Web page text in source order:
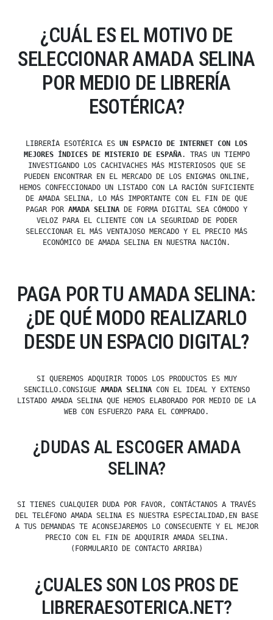
¿CUÁL ES EL MOTIVO DE
SELECCIONAR AMADA SELINA
POR MEDIO DE LIBRERÍA
ESOTÉRICA?
LIBRERÍA ESOTÉRICA ES UN ESPACIO DE INTERNET CON LOS
MEJORES ÍNDICES DE MISTERIO DE ESPAÑA. TRAS UN TIEMPO
INVESTIGANDO LOS CACHIVACHES MÁS MISTERIOSOS QUE SE
PUEDEN ENCONTRAR EN EL MERCADO DE LOS ENIGMAS ONLINE,
HEMOS CONFECCIONADO UN LISTADO CON LA RACIÓN SUFICIENTE
DE AMADA SELINA, LO MÁS IMPORTANTE CON EL FIN DE QUE
PAGAR POR AMADA SELINA DE FORMA DIGITAL SEA CÓMODO Y
VELOZ PARA EL CLIENTE CON LA SEGURIDAD DE PODER
SELECCIONAR EL MÁS VENTAJOSO MERCADO Y EL PRECIO MÁS
ECONÓMICO DE AMADA SELINA EN NUESTRA NACIÓN.
PAGA POR TU AMADA SELINA:
¿DE QUÉ MODO REALIZARLO
DESDE UN ESPACIO DIGITAL?
SI QUEREMOS ADQUIRIR TODOS LOS PRODUCTOS ES MUY
SENCILLO.CONSIGUE AMADA SELINACON EL IDEAL Y EXTENSO
LISTADO AMADA SELINA QUE HEMOS ELABORADO POR MEDIO DE LA
WEB CON ESFUERZO PARA EL COMPRADO.
¿DUDAS AL ESCOGER AMADA
SELINA?
SI TIENES CUALQUIER DUDA POR FAVOR, CONTÁCTANOS A TRAVÉS
DEL TELÉFONO AMADA SELINA ES NUESTRA ESPECIALIDAD,EN BASE
A TUS DEMANDAS TE ACONSEJAREMOS LO CONSECUENTE Y EL MEJOR
PRECIO CON EL FIN DE ADQUIRIR AMADA SELINA.
(FORMULARIO DE CONTACTO ARRIBA)
¿CUALES SON LOS PROS DE
LIBRERAESOTERICA.NET?